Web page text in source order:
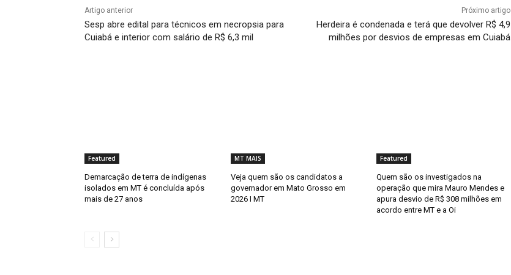
Artigo anterior
Sesp abre edital para técnicos em necropsia para
Cuiabá e interior com salário de R$ 6,3 mil
Próximo artigo
Herdeira é condenada e terá que devolver R$ 4,9
milhões por desvios de empresas em Cuiabá
Featured
Demarcação de terra de indígenas
isolados em MT é concluída após
mais de 27 anos
MT MAIS
Veja quem são os candidatos a
governador em Mato Grosso em
2026 I MT
Featured
Quem são os investigados na
operação que mira Mauro Mendes e
apura desvio de R$ 308 milhões em
acordo entre MT e a Oi